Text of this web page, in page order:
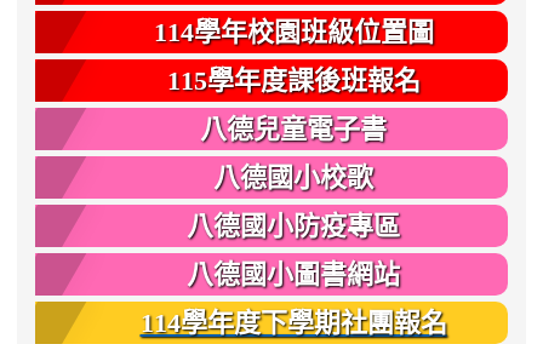
114學年校園班級位置圖
115學年度課後班報名
八德兒童電子書
八德國小校歌
八德國小防疫專區
八德國小圖書網站
114學年度下學期社團報名